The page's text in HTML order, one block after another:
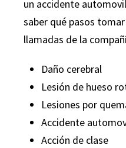
un accidente
saber qué pasos
llamadas de la
Daño cerebral
Lesión de hueso
Lesiones por
Accidente
Acción de clase